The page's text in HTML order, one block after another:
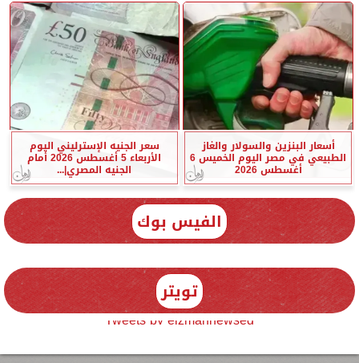
أسعار البنزين والسولار والغاز
الطبيعي في مصر اليوم الخميس 6
أغسطس 2026
سعر الجنيه الإسترليني اليوم
الأربعاء 5 أغسطس 2026 أمام
الجنيه المصري|...
الفيس بوك
تويتر
Tweets by elzmannewseg